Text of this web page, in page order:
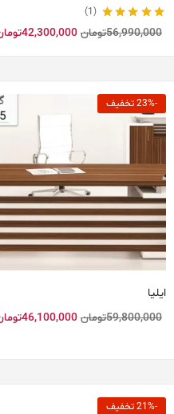
نمره 5.00 از 5
1
56,990,000تومان 42,300,000
-23% تخفیف
ایلیا
59,800,000تومان 46,100,000
-21% تخفیف